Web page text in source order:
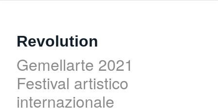
Revolution
Gemellarte 2021
Festival artistico
internazionale